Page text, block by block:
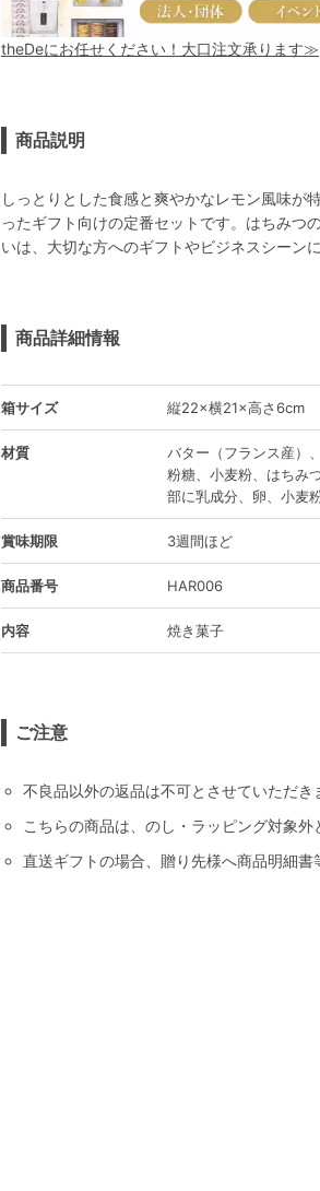
theDeにお任せください！大口注文承ります≫
商品説明
しっとりとした食感と爽やかなレモン風味が
ったギフト向けの定番セットです。はちみつ
いは、大切な方へのギフトやビジネスシーン
商品詳細情報
箱サイズ 縦22×横21×高さ6cm
材質
バター（フランス産）
粉糖、小麦粉、はちみ
部に乳成分、卵、小麦
賞味期限 3週間ほど
商品番号 HAR006
内容 焼き菓子
ご注意
不良品以外の返品は不可とさせていただき
こちらの商品は、のし・ラッピング対象外
直送ギフトの場合、贈り先様へ商品明細書